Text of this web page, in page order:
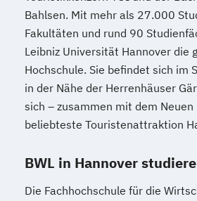
Bahlsen. Mit mehr als 27.000
Fakultäten und rund 90
Leibniz Universität Hannover die
Hochschule. Sie befindet sich im
in der Nähe der Herrenhäuser
sich – zusammen mit dem Neuen
beliebteste Touristenattraktion
BWL in Hannover
Die Fachhochschule für die